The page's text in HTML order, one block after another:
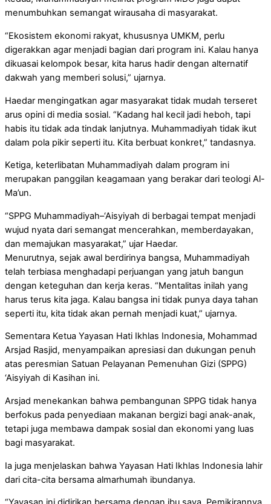
menumbuhkan semangat wirausaha di masyarakat.
“Ekosistem ekonomi rakyat, khususnya UMKM, perlu
digerakkan agar menjadi bagian dari program ini. Kalau hanya
dikuasai kelompok besar, kita harus hadir dengan alternatif
dakwah yang memberi solusi,” ujarnya.
Haedar mengingatkan agar masyarakat tidak mudah terseret
arus opini di media sosial. “Kadang hal kecil jadi heboh, tapi
habis itu tidak ada tindak lanjutnya. Muhammadiyah tidak ikut
dalam pola pikir seperti itu. Kita berbuat konkret,” tandasnya.
Ketiga, keterlibatan Muhammadiyah dalam program ini
merupakan panggilan keagamaan yang berakar dari teologi Al-
Ma’un.
“SPPG Muhammadiyah–‘Aisyiyah di berbagai tempat menjadi
wujud nyata dari semangat mencerahkan, memberdayakan,
dan memajukan masyarakat,” ujar Haedar.
Menurutnya, sejak awal berdirinya bangsa, Muhammadiyah
telah terbiasa menghadapi perjuangan yang jatuh bangun
dengan keteguhan dan kerja keras. “Mentalitas inilah yang
harus terus kita jaga. Kalau bangsa ini tidak punya daya tahan
seperti itu, kita tidak akan pernah menjadi kuat,” ujarnya.
Sementara Ketua Yayasan Hati Ikhlas Indonesia, Mohammad
Arsjad Rasjid, menyampaikan apresiasi dan dukungan penuh
atas peresmian Satuan Pelayanan Pemenuhan Gizi (SPPG)
‘Aisyiyah di Kasihan ini.
Arsjad menekankan bahwa pembangunan SPPG tidak hanya
berfokus pada penyediaan makanan bergizi bagi anak-anak,
tetapi juga membawa dampak sosial dan ekonomi yang luas
bagi masyarakat.
Ia juga menjelaskan bahwa Yayasan Hati Ikhlas Indonesia lahir
dari cita-cita bersama almarhumah ibundanya.